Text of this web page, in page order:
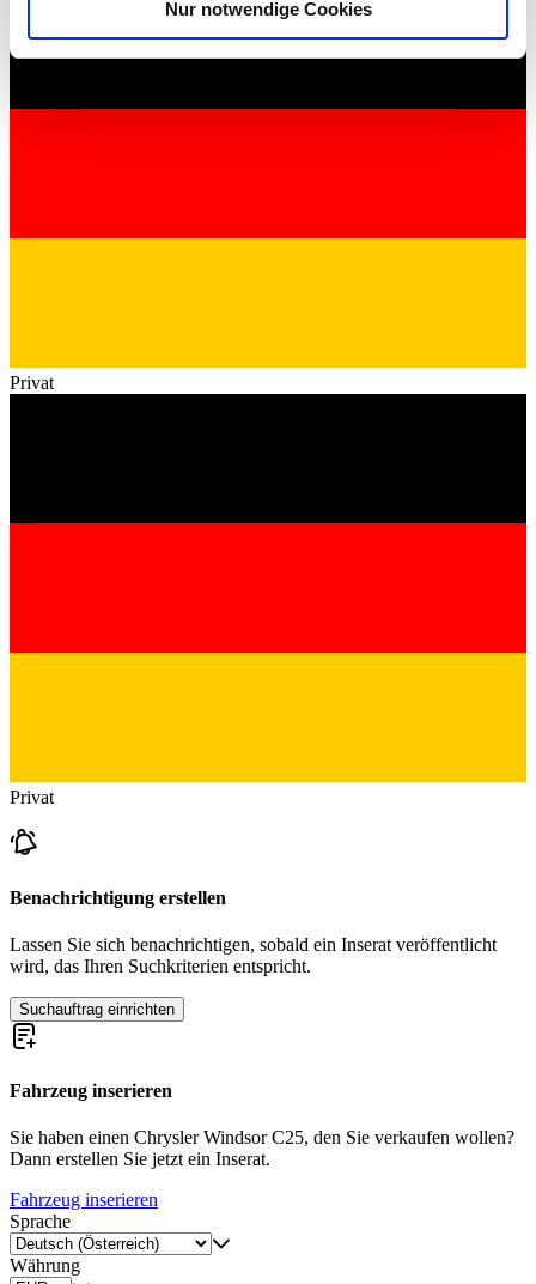
Verwendung unserer Website an unsere Partner für
soziale Medien, Werbung und Analysen weiter. Unsere
Nur notwendige Cookies
Privat
Privat
Benachrichtigung erstellen
Lassen Sie sich benachrichtigen, sobald ein Inserat veröffentlicht
wird, das Ihren Suchkriterien entspricht.
Suchauftrag einrichten
Fahrzeug inserieren
Sie haben einen Chrysler Windsor C25, den Sie verkaufen wollen?
Dann erstellen Sie jetzt ein Inserat.
Fahrzeug inserieren
Sprache
Währung